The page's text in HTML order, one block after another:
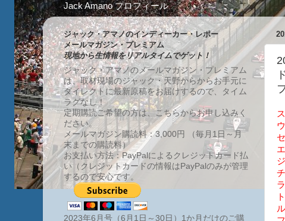
Jack Amano プロフィール
ジャック・アマノのインディーカー・レポー
メールマガジン・プレミアム
現地から生情報をリアルタイムでゲット！
ジャック・アマノのメールマガジン・プレミアム
は、取材現場のジャック・天野からからお手元に
ダイレクトに最新原稿をお届けするので、タイム
ラグなし！
定期購読ご希望の方は、こちらからお申し込みく
ださい。
メールマガジン購読料：3,000円 （毎月1日～月
末までの購読料）
お支払い方法：PayPalによるクレジットカード払
い（クレジットカードの情報はPayPalのみが管理
するので安心です。
2023年6月号（6月1日～30日）1か月だけのご購